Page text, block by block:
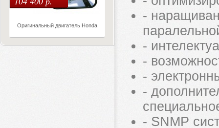
Оригинальный двигатель Honda
-
-
-
-
-
- SNMP